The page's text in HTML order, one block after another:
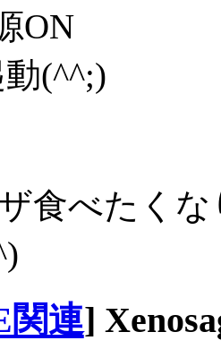
ON
(^^;)
食べたく
関連]